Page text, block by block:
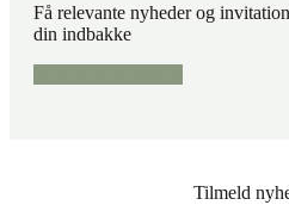
Få relevante nyheder og
din indbakke
Tilmeld